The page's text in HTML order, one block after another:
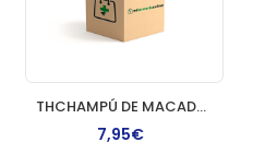
THCHAMPÚ DE MACADAMIA Y KARITE XXL 1L
7,95€